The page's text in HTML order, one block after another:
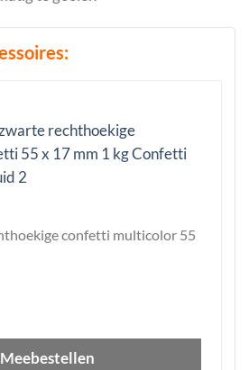
confetti multicolor 55
Meebestellen